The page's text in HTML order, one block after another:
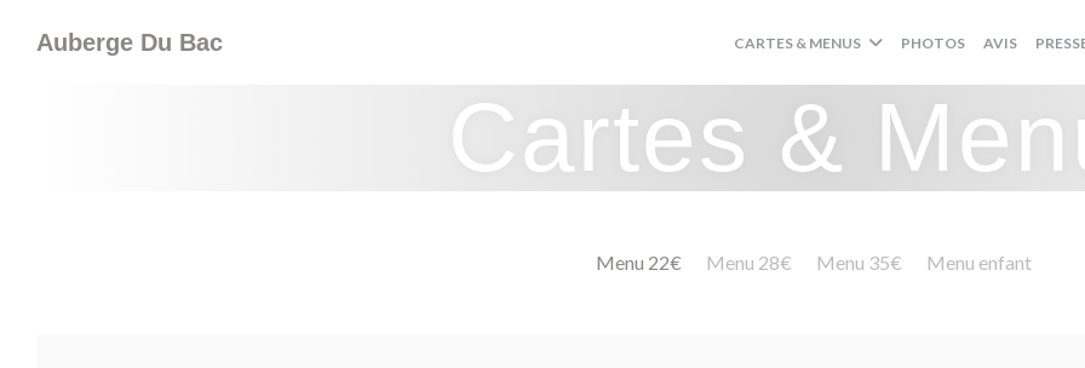
Auberge Du Bac CARTES & MENUS PHOTOS AVIS
Cartes &
Menu 22€ Menu 28€ Menu 35€ Menu enfant